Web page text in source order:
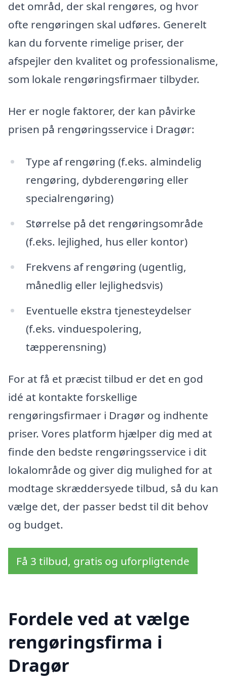
det områd, der skal rengøres, og hvor
ofte rengøringen skal udføres. Generelt
kan du forvente rimelige priser, der
afspejler den kvalitet og professionalisme,
som lokale rengøringsfirmaer tilbyder.
Her er nogle faktorer, der kan påvirke
prisen på rengøringsservice i Dragør:
Type af rengøring (f.eks. almindelig
rengøring, dybderengøring eller
specialrengøring)
Størrelse på det rengøringsområde
(f.eks. lejlighed, hus eller kontor)
Frekvens af rengøring (ugentlig,
månedlig eller lejlighedsvis)
Eventuelle ekstra tjenesteydelser
(f.eks. vinduespolering,
tæpperensning)
For at få et præcist tilbud er det en god
idé at kontakte forskellige
rengøringsfirmaer i Dragør og indhente
priser. Vores platform hjælper dig med at
finde den bedste rengøringsservice i dit
lokalområde og giver dig mulighed for at
modtage skræddersyede tilbud, så du kan
vælge det, der passer bedst til dit behov
og budget.
Få 3 tilbud, gratis og uforpligtende
Fordele ved at vælge
rengøringsfirma i
Dragør